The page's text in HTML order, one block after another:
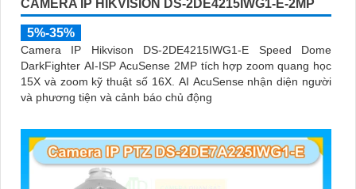
CAMERA IP HIKVISION DS-2DE4215IWG1-E-2MP
5%-35%
Camera IP Hikvison DS-2DE4215IWG1-E Speed Dome
DarkFighter AI-ISP AcuSense 2MP tích hợp zoom quang học
15X và zoom kỹ thuật số 16X. AI AcuSense nhận diện người
và phương tiện và cảnh báo chủ động